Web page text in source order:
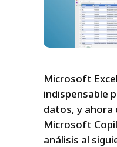
Microsoft
indispensable
datos, y ahora
Microsoft
análisis al